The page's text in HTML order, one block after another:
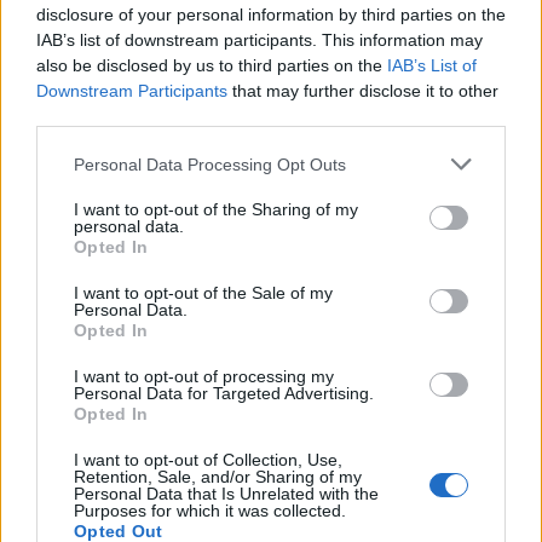
disclosure of your personal information by third parties on the
IAB’s list of downstream participants. This information may
also be disclosed by us to third parties on the IAB’s List of
Downstream Participants that may further disclose it to other
Personal Data Processing Opt Outs
I want to opt-out of the Sharing of my
personal data.
Opted In
I want to opt-out of the Sale of my
Personal Data.
Opted In
I want to opt-out of processing my
Personal Data for Targeted Advertising.
Opted In
I want to opt-out of Collection, Use,
Retention, Sale, and/or Sharing of my
Personal Data that Is Unrelated with the
Purposes for which it was collected.
Opted Out
Deschamps mbeti jashtë
projektit të Al-Ahli pas
refuzimit të ofertës
multimilionëshe
Tragjedi në Britani/ Gruaja
shpëtojnë foshnjën